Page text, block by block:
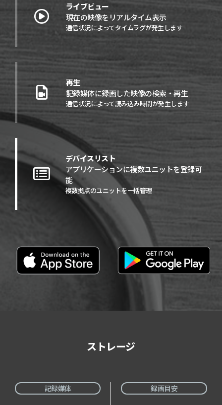
ライブビュー
現在の映像をリアルタイム表示
通信状況によってタイムラグが発生します
再生
記録媒体に録画した映像の検索・再生
通信状況によって読み込み時間が発生します
デバイスリスト
アプリケーションに複数ユニットを登録可
能
複数拠点のユニットを一括管理
ストレージ
記録媒体 録画目安